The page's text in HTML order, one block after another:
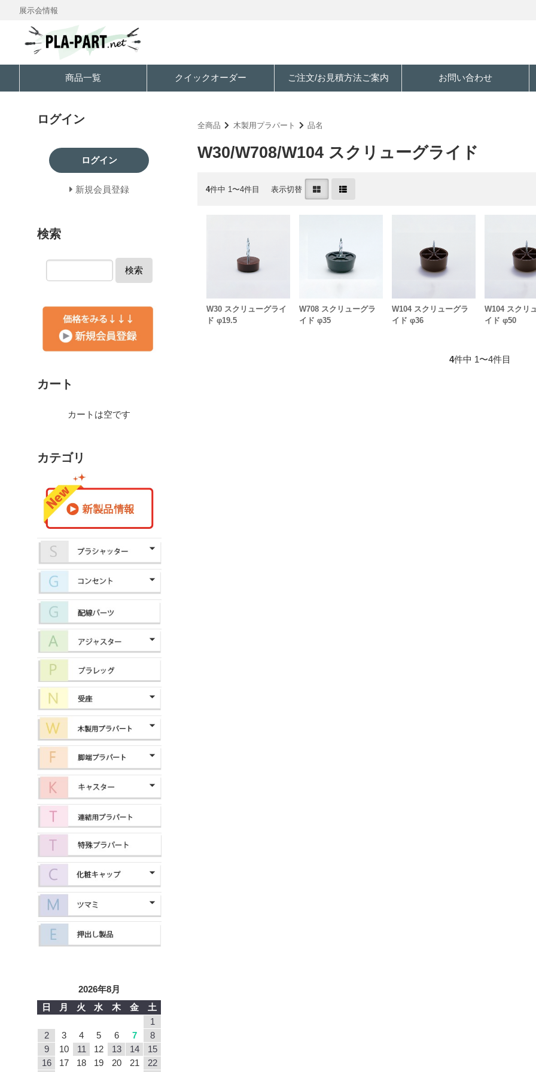
展示会情報
商品一覧 クイックオーダー ご注文/お見積方法ご案内 お問い合わせ
全商品 木製用プラパート 品名
W30/W708/W104 スクリューグライド
4件中 1〜4件目 表示切替
W30 スクリューグライ
ド φ19.5
W708 スクリューグラ
イド φ35
W104 スクリューグラ
イド φ36
W104 スクリ
イド φ50
4件中 1〜4件目
ログイン
ログイン
新規会員登録
検索
検索
カート
カートは空です
カテゴリ
2026年8月
日
月 火 水 木 金
土
1
2
3 4 5 6 7
8
9
10 11 12 13 14
15
16
17 18 19 20 21
22